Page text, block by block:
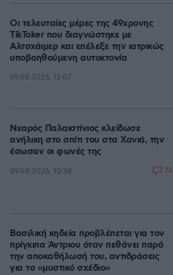
Οι τελευταίες μέρες της 49χρονης
TikToker που διαγνώστηκε με
Αλτσχάιμερ και επέλεξε την ιατρικώς
υποβοηθούμενη αυτοκτονία
09.08.2026, 12:07
Νεαρός Παλαιστίνιος κλείδωσε
ανήλικη στο σπίτι του στα Χανιά, την
έσωσαν οι φωνές της
09.08.2026, 10:38 74
Βασιλική κηδεία προβλέπεται για τον
πρίγκιπα Άντριου όταν πεθάνει παρά
την αποκαθήλωσή του, αντιδράσεις
για το «μυστικό σχέδιο»